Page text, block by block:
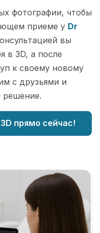
фотографии, чтобы
приеме у Dr
вы
в 3D, а после
к своему новому
с друзьями и
решение.
прямо сейчас!